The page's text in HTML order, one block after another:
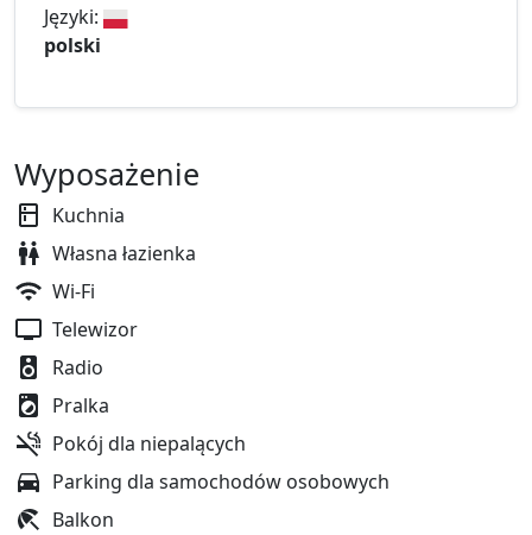
Języki:
polski
Wyposażenie
Kuchnia
Własna łazienka
Wi-Fi
Telewizor
Radio
Pralka
Pokój dla niepalących
Parking dla samochodów osobowych
Balkon